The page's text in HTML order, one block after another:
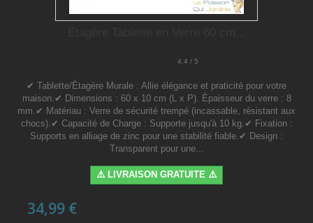
4.4 / 5
✔ Tablette/Étagère Murale : Allie élégance et praticité pour votre
maison.✔ Dimensions : 60 x 10 cm (L x P). Épaisseur du verre : 8
mm.✔ Matériau : Verre de sécurité trempé (incassable, résistant aux
chocs).✔ Capacité de Charge : Supporte jusqu'à 10 kg.✔ Fixation :
Supports en alliage de zinc pour une stabilité fiable.✔ Design :
Transparent pour une...
⚠️ LIVRAISON GRATUITE ⚠️
34,99 €